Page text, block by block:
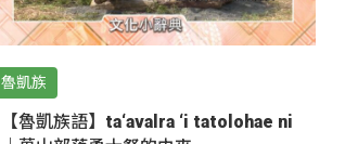
魯凱族
【魯凱族語】ta‘avalra ‘i tatolohae ni